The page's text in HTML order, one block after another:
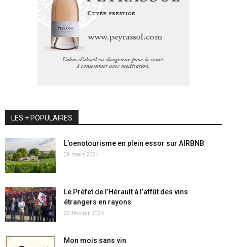
LES + POPULAIRES
L’oenotourisme en plein essor sur AIRBNB
28 mars 2024
Le Préfet de l’Hérault à l’affût des vins
étrangers en rayons
22 février 2024
Mon mois sans vin